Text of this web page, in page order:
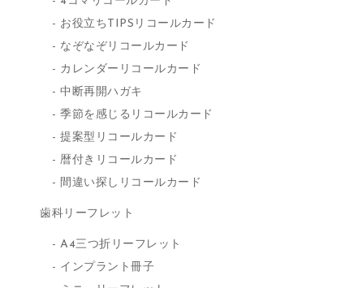
お役立ちTIPSリコールカード
なぞなぞリコールカード
カレンダーリコールカード
中断再開ハガキ
季節を感じるリコールカード
提案型リコールカード
暦付きリコールカード
間違い探しリコールカード
歯科リーフレット
A4三つ折リーフレット
インプラント冊子